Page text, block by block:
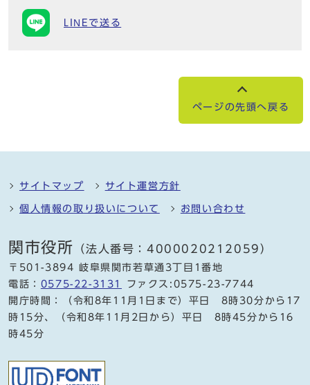
LINEで送る
ページの先頭へ戻る
サイトマップ サイト運営方針
個人情報の取り扱いについて お問い合わせ
関市役所 （法人番号：4000020212059）
〒501-3894 岐阜県関市若草通3丁目1番地
電話： 0575-22-3131
ファクス:0575-23-7744
開庁時間：（令和8年11月1日まで）平日 8時30分から17
時15分、（令和8年11月2日から）平日 8時45分から16
時45分